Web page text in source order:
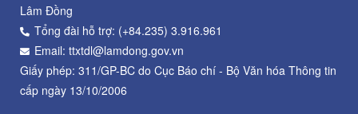
Lâm Đồng
Tổng đài hỗ trợ: (+84.235) 3.916.961
Email: ttxtdl@lamdong.gov.vn
Giấy phép: 311/GP-BC do Cục Báo chí - Bộ Văn hóa Thông tin
cấp ngày 13/10/2006